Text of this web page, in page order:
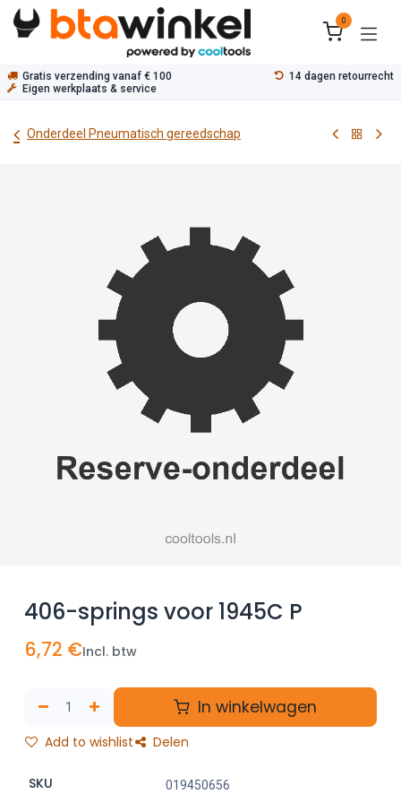
Overslaan naar inhoud
0
Gratis verzending vanaf € 100
14 dagen retourrecht
Eigen werkplaats & service
Onderdeel Pneumatisch gereedschap
406-springs voor 1945C P
6,72 €Incl. btw
In winkelwagen
Add to wishlist Delen
SKU 019450656